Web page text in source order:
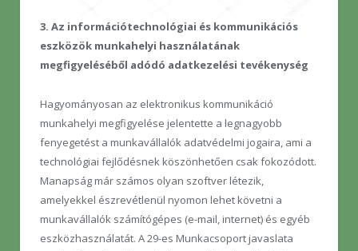
3. Az információtechnológiai és kommunikációs
eszközök munkahelyi használatának
megfigyeléséből adódó adatkezelési tevékenység
Hagyományosan az elektronikus kommunikáció
munkahelyi megfigyelése jelentette a legnagyobb
fenyegetést a munkavállalók adatvédelmi jogaira, ami a
technológiai fejlődésnek köszönhetően csak fokozódott.
Manapság már számos olyan szoftver létezik,
amelyekkel észrevétlenül nyomon lehet követni a
munkavállalók számítógépes (e-mail, internet) és egyéb
eszközhasználatát. A 29-es Munkacsoport javaslata